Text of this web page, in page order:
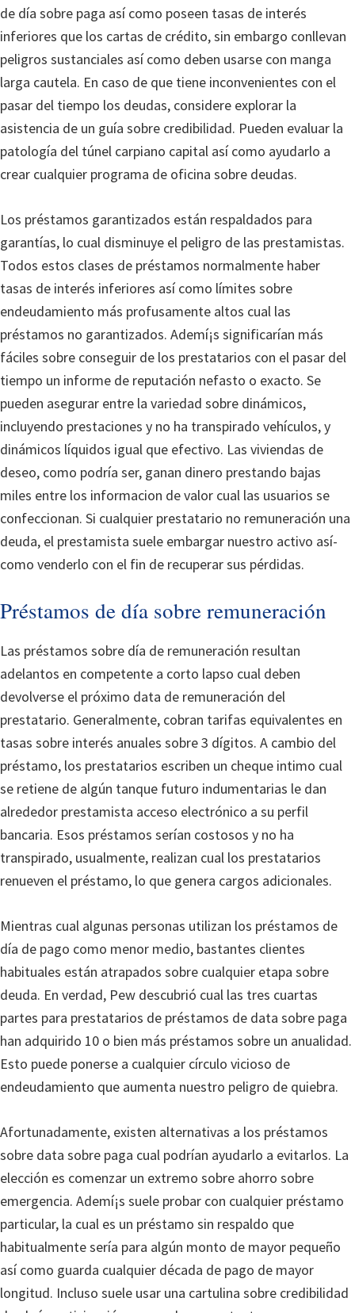
de día sobre paga así­ como poseen tasas de interés
inferiores que los cartas de crédito, sin embargo conllevan
peligros sustanciales así­ como deben usarse con manga
larga cautela. En caso de que tiene inconvenientes con el
pasar del tiempo los deudas, considere explorar la
asistencia de un guía sobre credibilidad. Pueden evaluar la
patologí­a del túnel carpiano capital así­ como ayudarlo a
crear cualquier programa de oficina sobre deudas.
Los préstamos garantizados están respaldados para
garantías, lo cual disminuye el peligro de las prestamistas.
Todos estos clases de préstamos normalmente haber
tasas de interés inferiores así­ como límites sobre
endeudamiento más profusamente altos cual las
préstamos no garantizados. Ademí¡s significarían más
fáciles sobre conseguir de los prestatarios con el pasar del
tiempo un informe de reputación nefasto o exacto. Se
pueden asegurar entre la variedad sobre dinámicos,
incluyendo prestaciones y no ha transpirado vehículos, y
dinámicos líquidos igual que efectivo. Las viviendas de
deseo, como podrí­a ser, ganan dinero prestando bajas
miles entre los informacion de valor cual las usuarios se
confeccionan. Si cualquier prestatario no remuneración una
deuda, el prestamista suele embargar nuestro activo así­
como venderlo con el fin de recuperar sus pérdidas.
Préstamos de día sobre remuneración
Las préstamos sobre día de remuneración resultan
adelantos en competente a corto lapso cual deben
devolverse el próximo data de remuneración del
prestatario. Generalmente, cobran tarifas equivalentes en
tasas sobre interés anuales sobre 3 dígitos. A cambio del
préstamo, los prestatarios escriben un cheque intimo cual
se retiene de algún tanque futuro indumentarias le dan
alrededor prestamista acceso electrónico a su perfil
bancaria. Esos préstamos serían costosos y no ha
transpirado, usualmente, realizan cual los prestatarios
renueven el préstamo, lo que genera cargos adicionales.
Mientras cual algunas personas utilizan los préstamos de
día de pago como menor medio, bastantes clientes
habituales están atrapados sobre cualquier etapa sobre
deuda. En verdad, Pew descubrió cual las tres cuartas
partes para prestatarios de préstamos de data sobre paga
han adquirido 10 o bien más préstamos sobre un anualidad.
Esto puede ponerse a cualquier círculo vicioso de
endeudamiento que aumenta nuestro peligro de quiebra.
Afortunadamente, existen alternativas a los préstamos
sobre data sobre paga cual podrían ayudarlo a evitarlos. La
elección es comenzar un extremo sobre ahorro sobre
emergencia. Ademí¡s suele probar con cualquier préstamo
particular, la cual es un préstamo sin respaldo que
habitualmente serí­a para algún monto de mayor pequeño
así­ como guarda cualquier década de pago de mayor
longitud. Incluso suele usar una cartulina sobre credibilidad